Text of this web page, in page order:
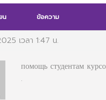
น ข้อความ
เวลา 1:47 น.
помощь студентам
.